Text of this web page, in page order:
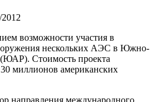
возможности участия в
нескольких АЭС в Южно-
Стоимость проекта
миллионов американских
направления международного